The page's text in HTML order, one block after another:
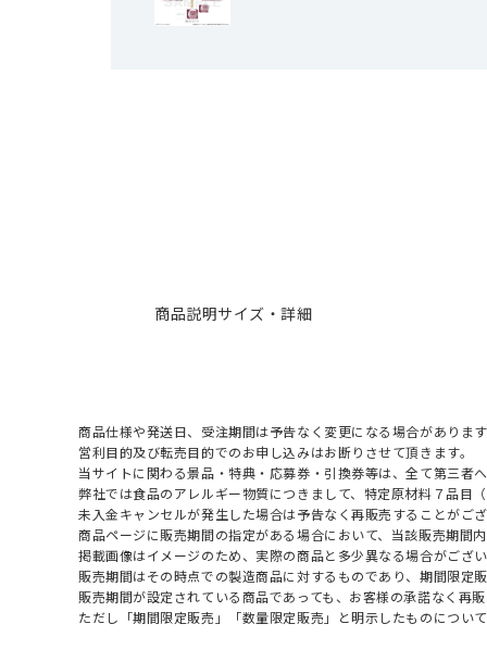
商品説明サイズ・詳細
商品仕様や発送日、受注期間は予告なく変更になる場合がありま
営利目的及び転売目的でのお申し込みはお断りさせて頂きます。
当サイトに関わる景品・特典・応募券・引換券等は、全て第三者
弊社では食品のアレルギー物質につきまして、特定原材料７品目
未入金キャンセルが発生した場合は予告なく再販売することがご
商品ページに販売期間の指定がある場合において、当該販売期間
掲載画像はイメージのため、実際の商品と多少異なる場合がござ
販売期間はその時点での製造商品に対するものであり、期間限定
販売期間が設定されている商品であっても、お客様の承諾なく再
ただし「期間限定販売」「数量限定販売」と明示したものについ